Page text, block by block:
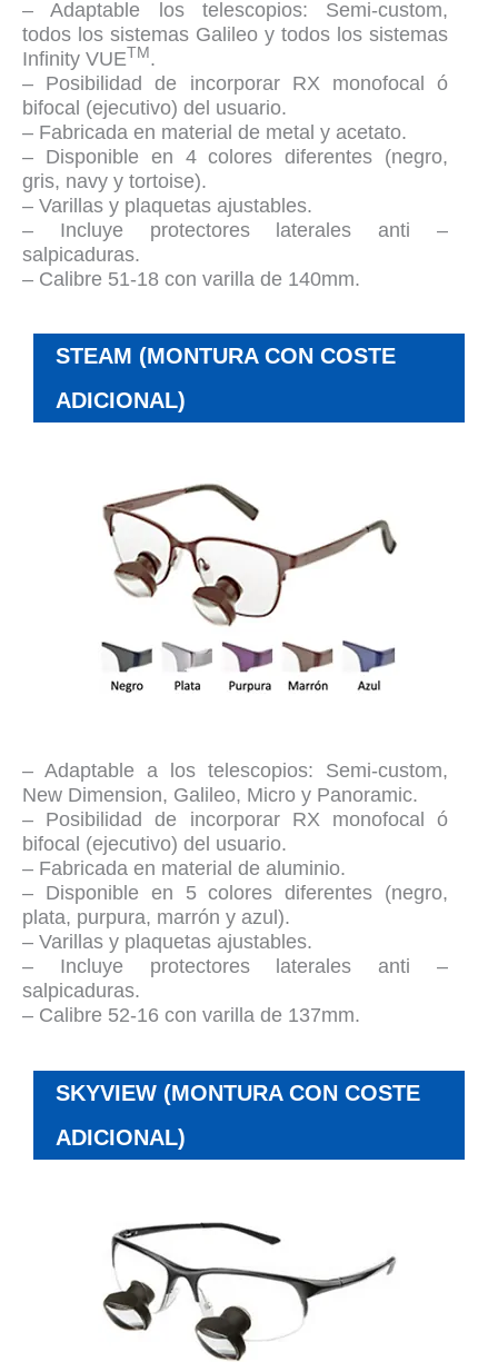
– Adaptable los telescopios: Semi-custom,
todos los sistemas Galileo y todos los sistemas
Infinity VUETM .
– Posibilidad de incorporar RX monofocal ó
bifocal (ejecutivo) del usuario.
– Fabricada en material de metal y acetato.
– Disponible en 4 colores diferentes (negro,
gris, navy y tortoise).
– Varillas y plaquetas ajustables.
– Incluye protectores laterales anti –
salpicaduras.
– Calibre 51-18 con varilla de 140mm.
STEAM (MONTURA CON COSTE
ADICIONAL)
– Adaptable a los telescopios: Semi-custom,
New Dimension, Galileo, Micro y Panoramic.
– Posibilidad de incorporar RX monofocal ó
bifocal (ejecutivo) del usuario.
– Fabricada en material de aluminio.
– Disponible en 5 colores diferentes (negro,
plata, purpura, marrón y azul).
– Varillas y plaquetas ajustables.
– Incluye protectores laterales anti –
salpicaduras.
– Calibre 52-16 con varilla de 137mm.
SKYVIEW (MONTURA CON COSTE
ADICIONAL)